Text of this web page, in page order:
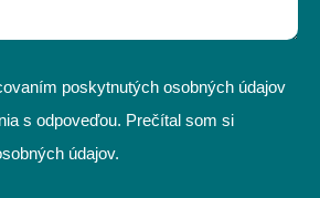
poskytnutých osobných údajov
s odpoveďou. Prečítal som si
údajov.